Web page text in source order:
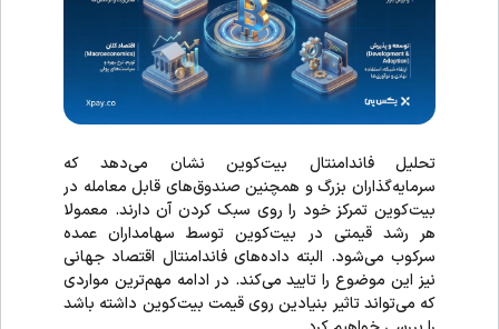
تحلیل فاندامنتال بیت‌کوین نشان می‌دهد که
سرمایه‌گذاران بزرگ و همچنین صندوق‌های قابل معامله در
بیت‌کوین تمرکز خود را روی سبک کردن آن دارند. معمولا
هر رشد قیمتی در بیت‌کوین توسط سهامداران عمده
سرکوب می‌شود. البته داده‌های فاندامنتال اقتصاد جهانی
نیز این موضوع را تایید می‌کند. در ادامه مهم‌ترین مواردی
که می‌تواند تاثیر بنیادین روی قیمت بیت‌کوین داشته باشد